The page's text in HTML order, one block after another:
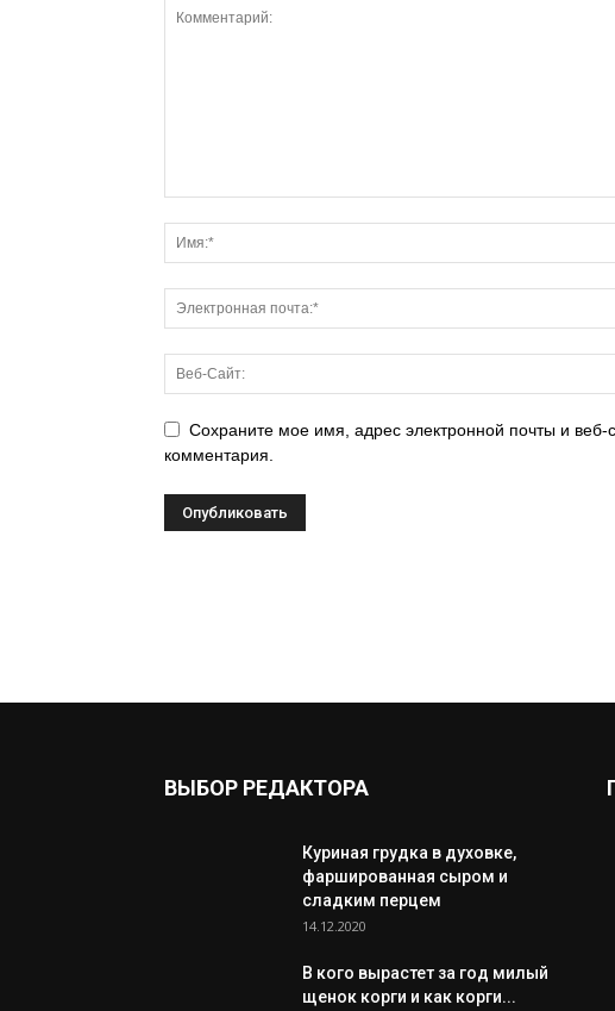
Сохраните мое имя, адрес электронной почты и
комментария.
ВЫБОР РЕДАКТОРА
Куриная грудка в духовке,
фаршированная сыром и
сладким перцем
14.12.2020
В кого вырастет за год милый
щенок корги и как корги...